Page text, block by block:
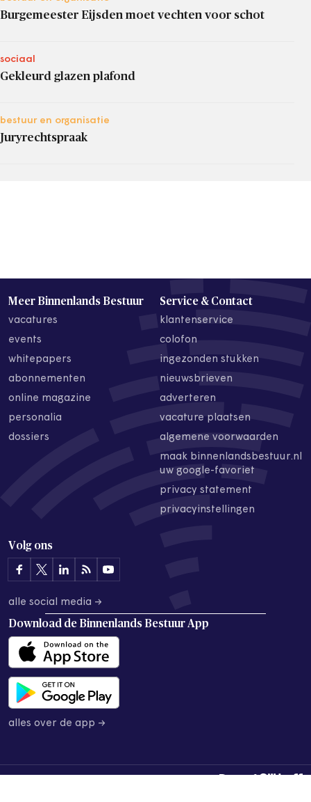
Burgemeester Eijsden moet vechten voor schot
sociaal
Gekleurd glazen plafond
bestuur en organisatie
Juryrechtspraak
Meer Binnenlands Bestuur
vacatures
events
whitepapers
abonnementen
online magazine
personalia
dossiers
Service & Contact
klantenservice
colofon
ingezonden stukken
nieuwsbrieven
adverteren
vacature plaatsen
algemene voorwaarden
maak binnenlandsbestuur.nl
uw google-favoriet
privacy statement
privacyinstellingen
Volg ons
alle social media →
Download de Binnenlands Bestuur App
alles over de app →